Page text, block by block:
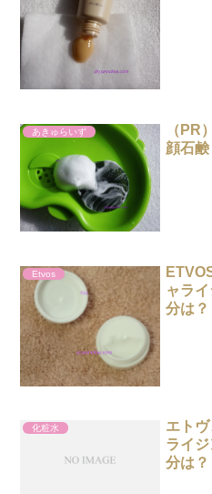
あきゅらいず
（PR
顔石
Etvos
ャラ
分は？
化粧水
エトヴォ
ライ
分は？